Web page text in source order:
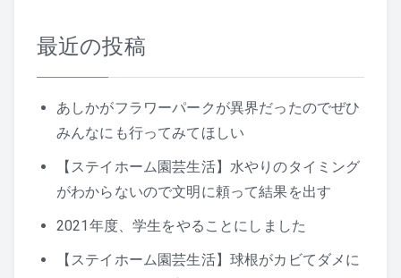
最近の投稿
あしかがフラワーパークが異界だったのでぜひ
みんなにも行ってみてほしい
【ステイホーム園芸生活】水やりのタイミング
がわからないので文明に頼って結果を出す
2021年度、学生をやることにしました
【ステイホーム園芸生活】球根がカビてダメに